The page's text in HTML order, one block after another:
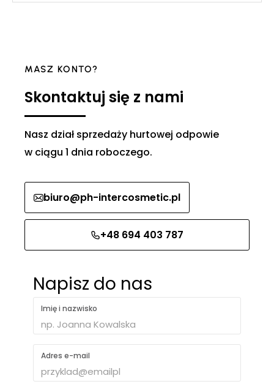
MASZ KONTO?
Skontaktuj się z nami
Nasz dział sprzedaży hurtowej odpowie
w ciągu 1 dnia roboczego.
biuro@ph-intercosmetic.pl
+48 694 403 787
Napisz do nas
Imię i nazwisko
Adres e-mail